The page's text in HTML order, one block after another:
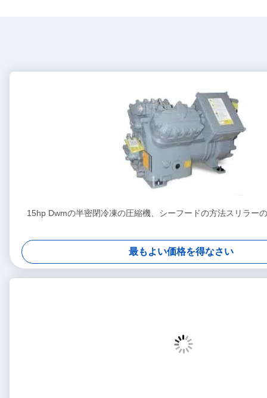
15hp Dwmの半密閉冷凍の圧縮機、シーフードの方法スリラー
最もよい価格を得なさい